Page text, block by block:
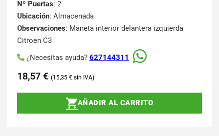
Nº Puertas: 2
Ubicación: Almacenada
Observaciones: Maneta interior delantera izquierda
Citroen C3
¿Necesitas ayuda? 627144311
18,57 € 15,35 €
AÑADIR AL CARRITO